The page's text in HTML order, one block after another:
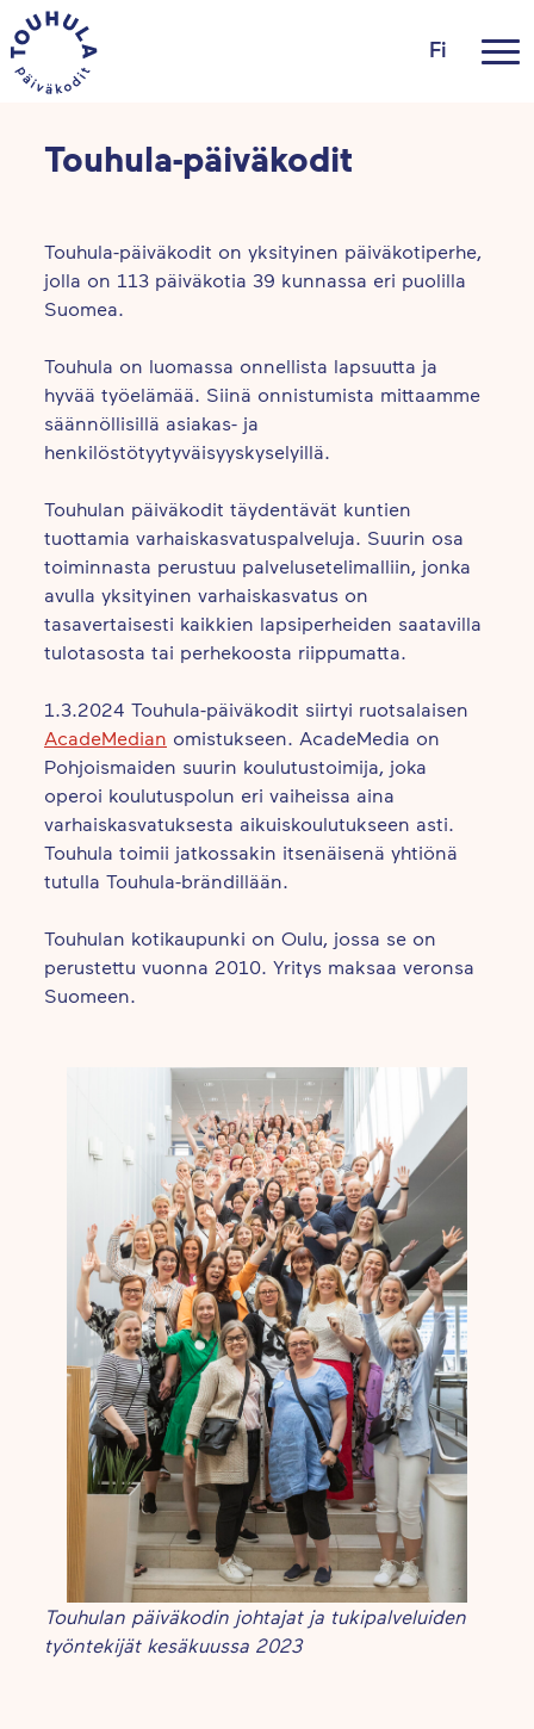
Fi
Touhula-päiväkodit
Touhula-päiväkodit on yksityinen päiväkotiperhe,
jolla on 113 päiväkotia 39 kunnassa eri puolilla
Suomea.
Touhula on luomassa onnellista lapsuutta ja
hyvää työelämää. Siinä onnistumista mittaamme
säännöllisillä asiakas- ja
henkilöstötyytyväisyyskyselyillä.
Touhulan päiväkodit täydentävät kuntien
tuottamia varhaiskasvatuspalveluja. Suurin osa
toiminnasta perustuu palvelusetelimalliin, jonka
avulla yksityinen varhaiskasvatus on
tasavertaisesti kaikkien lapsiperheiden saatavilla
tulotasosta tai perhekoosta riippumatta.
1.3.2024 Touhula-päiväkodit siirtyi ruotsalaisen
AcadeMedian omistukseen. AcadeMedia on
Pohjoismaiden suurin koulutustoimija, joka
operoi koulutuspolun eri vaiheissa aina
varhaiskasvatuksesta aikuiskoulutukseen asti.
Touhula toimii jatkossakin itsenäisenä yhtiönä
tutulla Touhula-brändillään.
Touhulan kotikaupunki on Oulu, jossa se on
perustettu vuonna 2010. Yritys maksaa veronsa
Suomeen.
Touhulan päiväkodin johtajat ja tukipalveluiden
työntekijät kesäkuussa 2023